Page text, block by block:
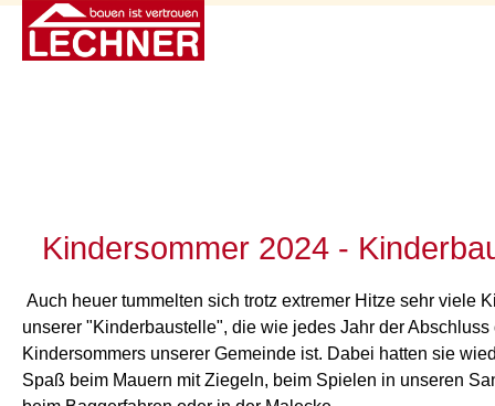
Kindersommer 2024 -
Auch heuer tummelten sich trotz extremer Hitze sehr viele
unserer "Kinderbaustelle", die wie jedes Jahr der Abschluss
Kindersommers unserer Gemeinde ist. Dabei hatten sie
Spaß beim Mauern mit Ziegeln, beim Spielen in unseren